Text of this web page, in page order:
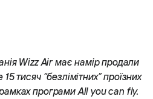
Wizz Air має намір продали
тисяч “безлімітних” проїзних
програми All you can fly.